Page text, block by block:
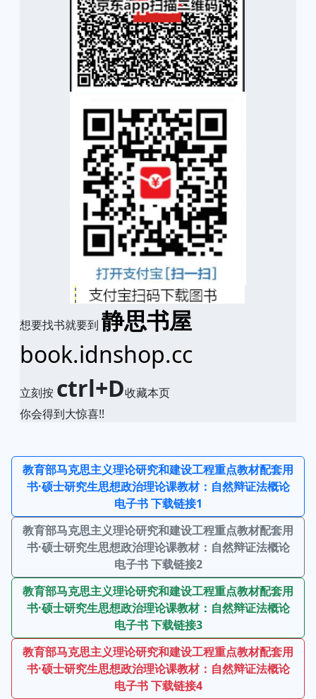
想要找书就要到 静思书屋
book.idnshop.cc
立刻按 ctrl+D收藏本页
你会得到大惊喜!!
教育部马克思主义理论研究和建设工程重点教材配套用
书·硕士研究生思想政治理论课教材：自然辩证法概论
电子书 下载链接1
教育部马克思主义理论研究和建设工程重点教材配套用
书·硕士研究生思想政治理论课教材：自然辩证法概论
电子书 下载链接2
教育部马克思主义理论研究和建设工程重点教材配套用
书·硕士研究生思想政治理论课教材：自然辩证法概论
电子书 下载链接3
教育部马克思主义理论研究和建设工程重点教材配套用
书·硕士研究生思想政治理论课教材：自然辩证法概论
电子书 下载链接4